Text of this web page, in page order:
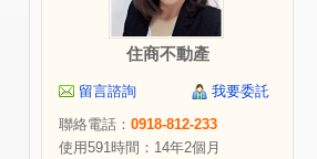
住商不動產
留言諮詢
我要委託
聯絡電話： 0918-812-233
使用591時間：14年2個月